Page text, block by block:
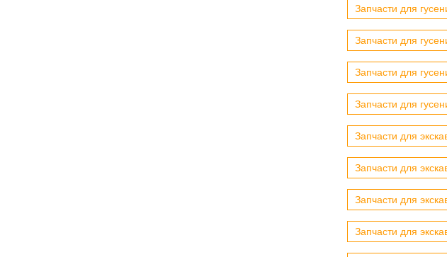
Запчасти для
Запчасти для
Запчасти для
Запчасти для
Запчасти для
Запчасти для
Запчасти для
Запчасти для